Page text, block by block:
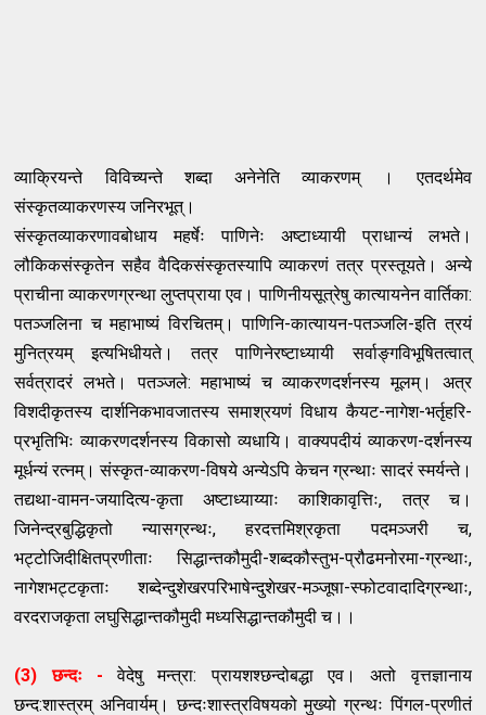
व्याक्रियन्ते विविच्यन्ते शब्दा अनेनेति व्याकरणम् । एतदर्थमेव
संस्कृतव्याकरणस्य जनिरभूत्।
संस्कृतव्याकरणावबोधाय महर्षेः पाणिनेः अष्टाध्यायी प्राधान्यं लभते।
लौकिकसंस्कृतेन सहैव वैदिकसंस्कृतस्यापि व्याकरणं तत्र प्रस्तूयते। अन्ये
प्राचीना व्याकरणग्रन्था लुप्तप्राया एव। पाणिनीयसूत्रेषु कात्यायनेन वार्तिका:
पतञ्जलिना च महाभाष्यं विरचितम्। पाणिनि-कात्यायन-पतञ्जलि-इति त्रयं
मुनित्रयम् इत्यभिधीयते। तत्र पाणिनेरष्टाध्यायी सर्वाङ्गविभूषितत्वात्
सर्वत्रादरं लभते। पतञ्जले: महाभाष्यं च व्याकरणदर्शनस्य मूलम्। अत्र
विशदीकृतस्य दार्शनिकभावजातस्य समाश्रयणं विधाय कैयट-नागेश-भर्तृहरि-
प्रभृतिभिः व्याकरणदर्शनस्य विकासो व्यधायि। वाक्यपदीयं व्याकरण-दर्शनस्य
मूर्धन्यं रत्नम्। संस्कृत-व्याकरण-विषये अन्येऽपि केचन ग्रन्थाः सादरं स्मर्यन्ते।
तद्यथा-वामन-जयादित्य-कृता अष्टाध्याय्याः काशिकावृत्तिः, तत्र च।
जिनेन्द्रबुद्धिकृतो न्यासग्रन्थः, हरदत्तमिश्रकृता पदमञ्जरी च,
भट्टोजिदीक्षितप्रणीताः सिद्धान्तकौमुदी-शब्दकौस्तुभ-प्रौढमनोरमा-ग्रन्थाः,
नागेशभट्टकृताः शब्देन्दुशेखरपरिभाषेन्दुशेखर-मञ्जूषा-स्फोटवादादिग्रन्थाः,
वरदराजकृता लघुसिद्धान्तकौमुदी मध्यसिद्धान्तकौमुदी च।।
(3) छन्दः -
वेदेषु मन्त्रा: प्रायशश्छन्दोबद्धा एव। अतो वृत्तज्ञानाय
छन्द:शास्त्रम् अनिवार्यम्। छन्दःशास्त्रविषयको मुख्यो ग्रन्थः पिंगल-प्रणीतं